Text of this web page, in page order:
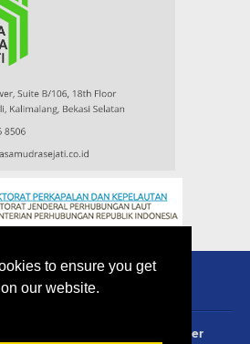
to ensure you get
our website.
Disclaimer